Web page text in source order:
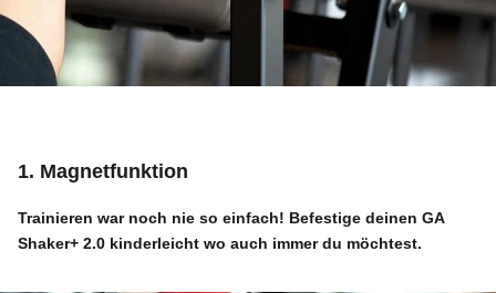
1. Magnetfunktion
Trainieren war noch nie so einfach! Befestige deinen GA
Shaker+ 2.0 kinderleicht wo auch immer du möchtest.